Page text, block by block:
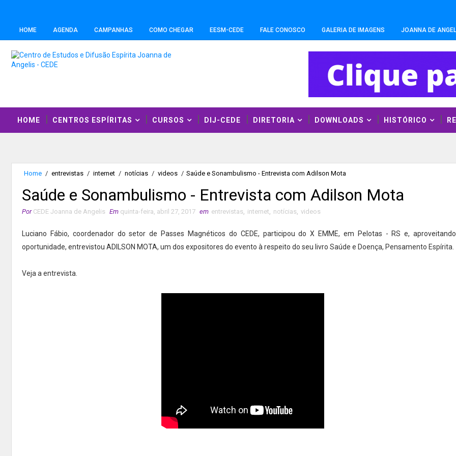
HOME AGENDA CAMPANHAS COMO CHEGAR EESM-CEDE FALE CONOSCO GALERIA DE IMAGENS JOANNA DE
HOME CENTROS ESPÍRITAS CURSOS DIJ-CEDE DIRETORIA DOWNLOADS HISTÓRICO
Home / entrevistas / internet / notícias / videos / Saúde e Sonambulismo - Entrevista com Adilson Mota
Saúde e Sonambulismo - Entrevista com Adilson Mota
Por CEDE Joanna de Angelis Em quinta-feira, abril 27, 2017 em entrevistas, internet, notícias, videos
Luciano Fábio, coordenador do setor de Passes Magnéticos do CEDE, participou do X EMME, em Pelotas - RS e,
oportunidade, entrevistou ADILSON MOTA, um dos expositores do evento à respeito do seu livro Saúde e Doença, Pensamento Espírita.
Veja a entrevista.